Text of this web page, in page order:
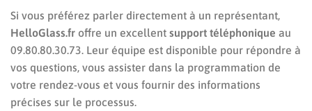
Si vous préférez parler directement à un représentant,
HelloGlass.fr offre un excellent support téléphonique au
09.80.80.30.73. Leur équipe est disponible pour répondre à
vos questions, vous assister dans la programmation de
votre rendez-vous et vous fournir des informations
précises sur le processus.